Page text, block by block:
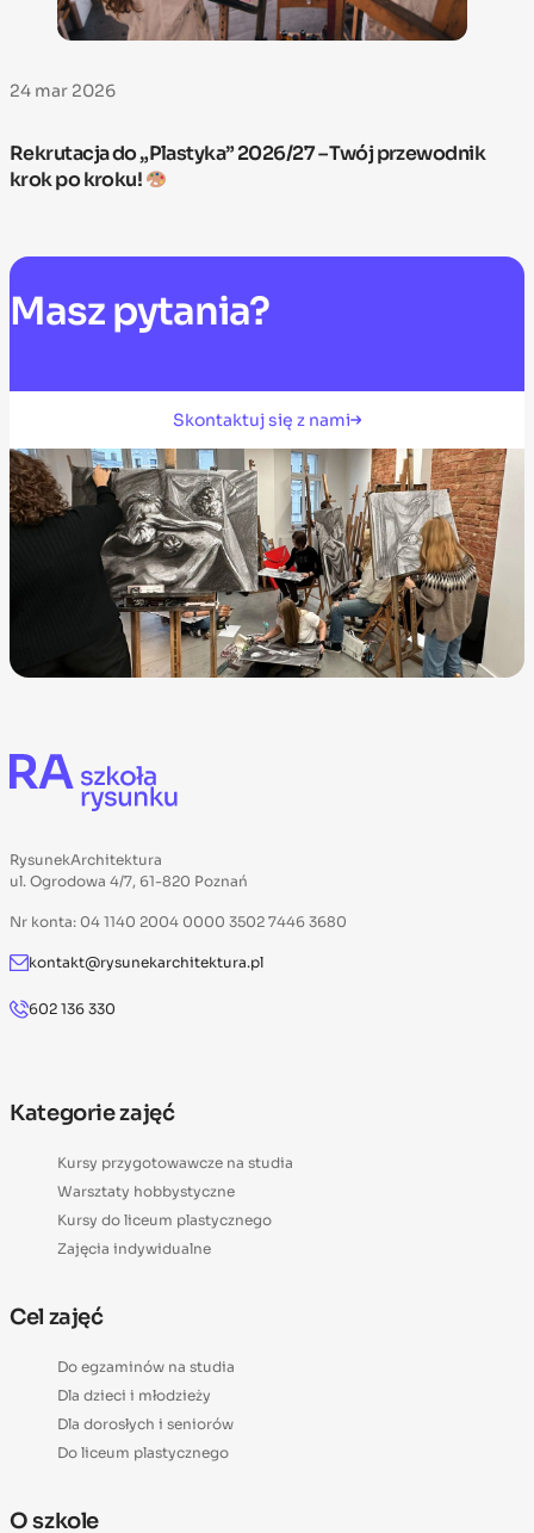
24 mar 2026
Rekrutacja do „Plastyka” 2026/27 – Twój przewodnik
krok po kroku!
Masz pytania?
Skontaktuj się z nami
RysunekArchitektura
ul. Ogrodowa 4/7, 61-820 Poznań
Nr konta: 04 1140 2004 0000 3502 7446 3680
kontakt@rysunekarchitektura.pl
602 136 330
Kategorie zajęć
Kursy przygotowawcze na studia
Warsztaty hobbystyczne
Kursy do liceum plastycznego
Zajęcia indywidualne
Cel zajęć
Do egzaminów na studia
Dla dzieci i młodzieży
Dla dorosłych i seniorów
Do liceum plastycznego
O szkole